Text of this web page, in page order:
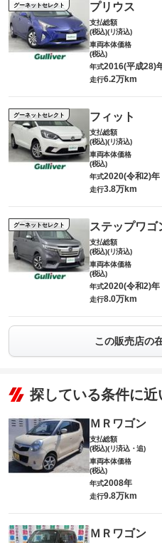
グーネットセレクト プリウス
支払総額
(税込)(リ済込)
車両本体価格
(税込)
年式2016(平成28)
走行6.2万km
グーネットセレクト フィット
支払総額
(税込)(リ済込)
車両本体価格
(税込)
年式2020(令和2)年
走行3.8万km
グーネットセレクト ステップワゴ
支払総額
(税込)(リ済込)
車両本体価格
(税込)
年式2020(令和2)年
走行8.0万km
この販売店の
探している条件に近
ＭＲワゴン
支払総額
(税込)(リ済込・追)
車両本体価格
(税込)
年式2008年
走行9.8万km
ＭＲワゴン